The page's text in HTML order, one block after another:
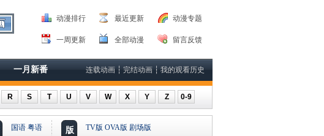
动漫排行 最近更新 动漫专题
一周更新 全部动漫 留言反馈
一月新番 连载动画 ┆ 完结动画 ┆ 我的观看历史
R S T U V W X Y Z 0-9
国语 粤语
版
TV版 OVA版 剧场版